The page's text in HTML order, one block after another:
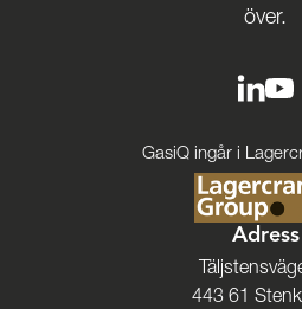
över.
GasiQ ingår i
Adress
443 61